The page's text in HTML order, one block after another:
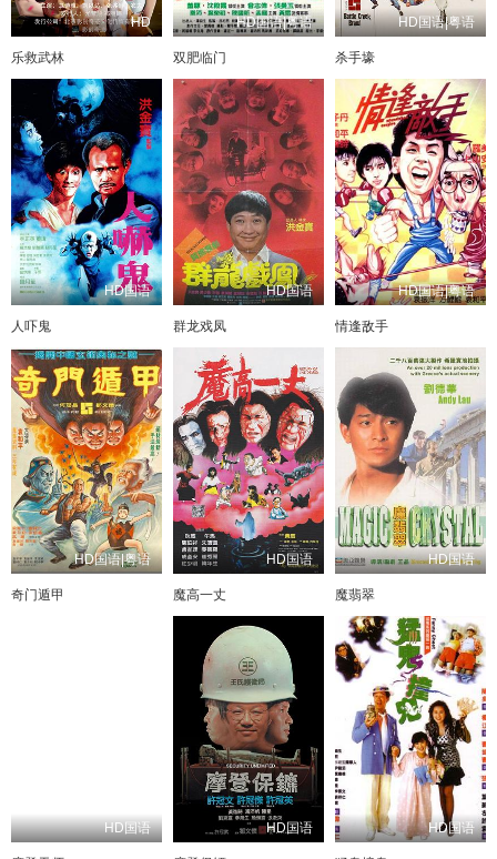
HD
乐救武林
HD国语|粤语
双肥临门
HD国语|粤语
杀手壕
HD国语
人吓鬼
HD国语
群龙戏凤
HD国语|粤语
情逢敌手
HD国语|粤语
奇门遁甲
HD国语
魔高一丈
HD国语
魔翡翠
HD国语 HD国语 HD国语